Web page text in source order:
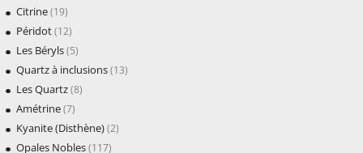
Citrine(19)
Péridot(12)
Les Béryls(5)
Quartz à inclusions(13)
Les Quartz(8)
Amétrine(7)
Kyanite (Disthène)(2)
Opales Nobles(117)